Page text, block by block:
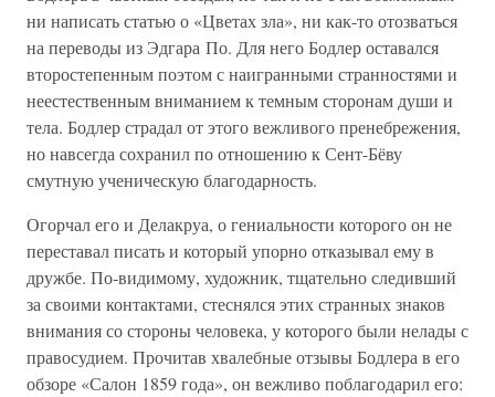
ни написать статью о «Цветах зла», ни как-то отозваться
на переводы из Эдгара По. Для него Бодлер оставался
второстепенным поэтом с наигранными странностями и
неестественным вниманием к темным сторонам души и
тела. Бодлер страдал от этого вежливого пренебрежения,
но навсегда сохранил по отношению к Сент-Бёву
смутную ученическую благодарность.
Огорчал его и Делакруа, о гениальности которого он не
переставал писать и который упорно отказывал ему в
дружбе. По-видимому, художник, тщательно следивший
за своими контактами, стеснялся этих странных знаков
внимания со стороны человека, у которого были нелады с
правосудием. Прочитав хвалебные отзывы Бодлера в его
обзоре «Салон 1859 года», он вежливо поблагодарил его: